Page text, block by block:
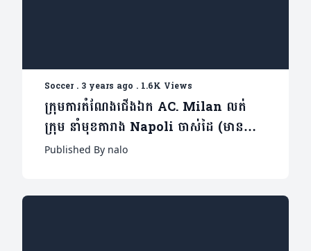
Soccer. 3 years ago . 1.6K Views
ក្រុមការតំណែងជើងឯក AC.​ Milan លត់
ក្រុម នាំមុខតារាង​ Napoli ចាស់ដៃ (មាន
វីដេអូ)
Published By nalo